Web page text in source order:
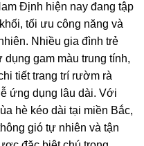
Định hiện nay đang tập
tối ưu công năng và
Nhiều gia đình trẻ
gam màu trung tính,
tiết trang trí rườm rà
ứng dụng lâu dài. Với
hè kéo dài tại miền Bắc,
gió tự nhiên và tận